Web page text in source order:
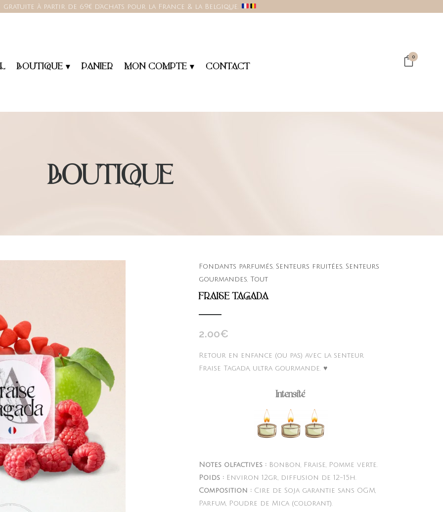
à partir de 69€ d'achats pour la France & la Belgique.
0
BOUTIQUE ▾ PANIER MON COMPTE ▾ CONTACT
BOUTIQUE
Fondants parfumés, Senteurs fruitées, Senteurs
gourmandes, Tout
FRAISE TAGADA
2.00€
Retour en enfance (ou pas) avec la senteur
Fraise Tagada, ultra gourmande. ♥
Intensité
Notes olfactives :Bonbon, Fraise, Pomme verte.
Poids :Environ 12gr, diffusion de 12-15h.
Composition :Cire de Soja garantie sans OGM,
Parfum, Poudre de Mica (colorant).